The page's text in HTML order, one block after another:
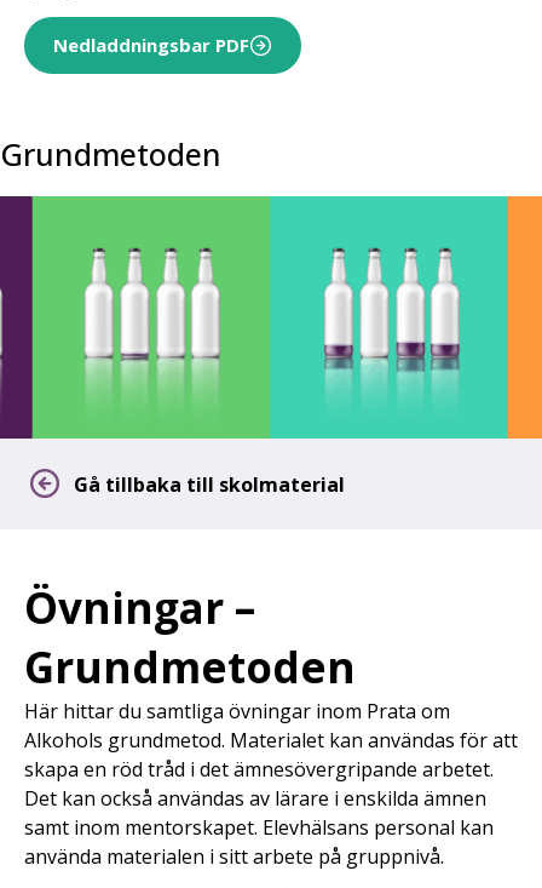
Nedladdningsbar PDF
Grundmetoden
Gå tillbaka till skolmaterial
Övningar –
Grundmetoden
Här hittar du samtliga övningar inom Prata om
Alkohols grundmetod. Materialet kan användas för att
skapa en röd tråd i det ämnesövergripande arbetet.
Det kan också användas av lärare i enskilda ämnen
samt inom mentorskapet. Elevhälsans personal kan
använda materialen i sitt arbete på gruppnivå.